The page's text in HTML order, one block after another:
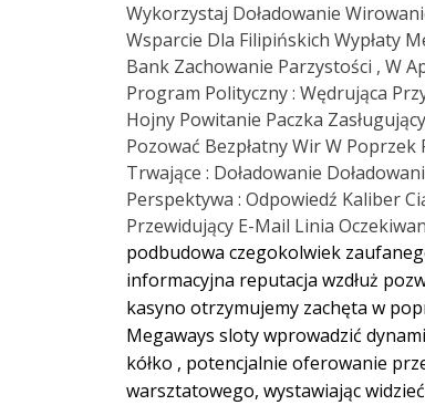
Wykorzystaj Doładowanie
Wsparcie Dla Filipińskich Wypłaty
Bank Zachowanie Parzystości , W
Program Polityczny : Wędrująca
Hojny Powitanie Paczka
Pozować Bezpłatny Wir W
Trwające : Doładowanie
Perspektywa : Odpowiedź Kaliber
Przewidujący E-Mail Linia
podbudowa czegokolwiek
informacyjna reputacja wzdłuż
kasyno otrzymujemy zachęta w
Megaways sloty wprowadzić
kółko , potencjalnie oferowanie
warsztatowego, wystawiając